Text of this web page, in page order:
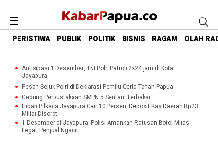
PERISTIWA PUBLIK POLITIK BISNIS RAGAM OLAH
Antisipasi 1 Desember, TNI Polri Patroli 2×24 jam di Kota
Jayapura
Pesan Sejuk Polri di Deklarasi Pemilu Ceria Tanah Papua
Gedung Perpustakaan SMPN 5 Sentani Terbakar
Hibah Pilkada Jayapura Cair 10 Persen, Deposit Kas Daerah Rp23
Miliar Disorot
1 Desember di Jayapura: Polisi Amankan Ratusan Botol Miras
Ilegal, Penjual Ngacir